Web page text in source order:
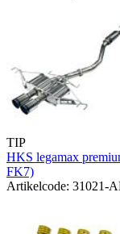
TIP
HKS legamax
FK7)
Artikelcode: 31021-